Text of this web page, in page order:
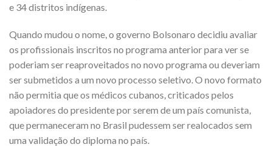
e 34 distritos indígenas.
Quando mudou o nome, o governo Bolsonaro decidiu avaliar
os profissionais inscritos no programa anterior para ver se
poderiam ser reaproveitados no novo programa ou deveriam
ser submetidos a um novo processo seletivo. O novo formato
não permitia que os médicos cubanos, criticados pelos
apoiadores do presidente por serem de um país comunista,
que permaneceram no Brasil pudessem ser realocados sem
uma validação do diploma no país.